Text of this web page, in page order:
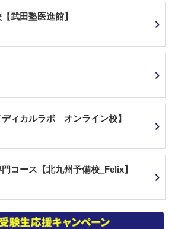
武田塾医進館】
ィカルラボ オンライン校】
コース【北九州予備校_Felix】